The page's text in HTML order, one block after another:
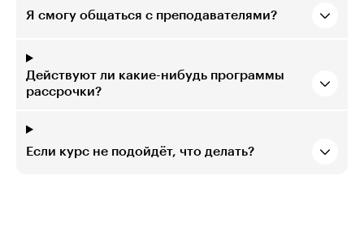
Я смогу общаться с преподавателями?
Действуют ли какие-нибудь программы
рассрочки?
Если курс не подойдёт, что делать?